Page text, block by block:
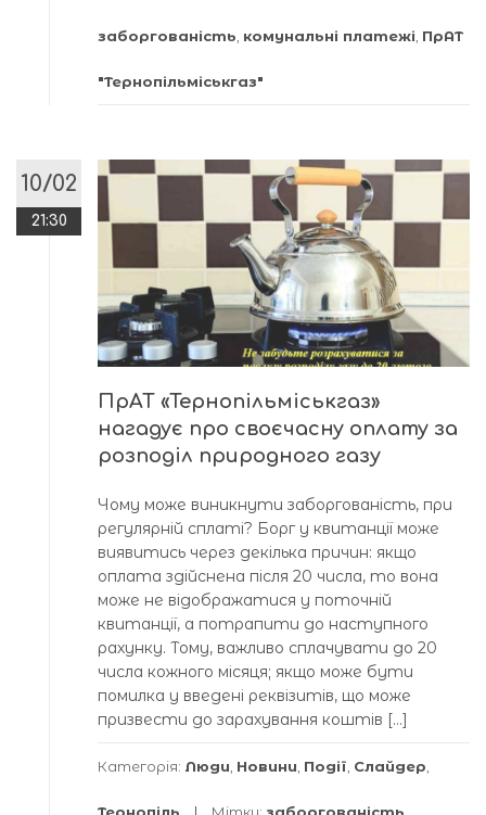
заборгованість комунальні платежі ПрАТ
"Тернопільміськгаз"
10/02
21:30
ПрАТ «Тернопільміськгаз»
нагадує про своєчасну оплату за
розподіл природного газу
Чому може виникнути заборгованість, при
регулярній сплаті? Борг у квитанції може
виявитись через декілька причин: якщо
оплата здійснена після 20 числа, то вона
може не відображатися у поточній
квитанції, а потрапити до наступного
рахунку. Тому, важливо сплачувати до 20
числа кожного місяця; якщо може бути
помилка у введені реквізитів, що може
призвести до зарахування коштів […]
Категорія: Люди Новини Події Слайдер